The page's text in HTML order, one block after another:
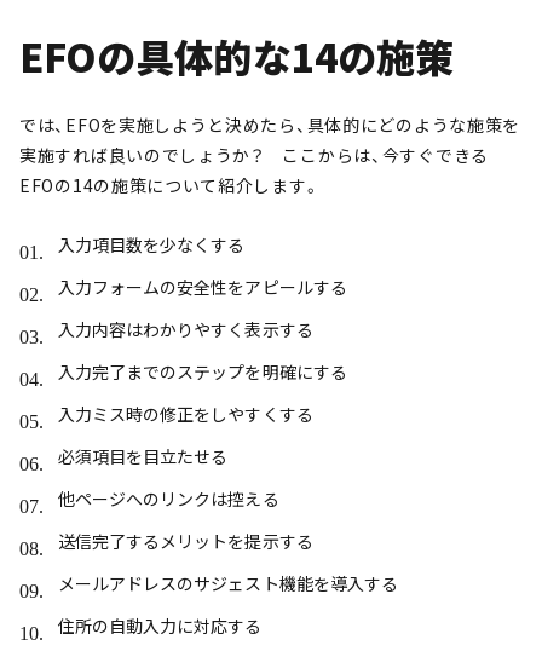
EFOの具体的な14の施策
では、EFOを実施しようと決めたら、具体的にどのような施策を
実施すれば良いのでしょうか？ ここからは、今すぐできる
EFOの14の施策について紹介します。
入力項目数を少なくする
入力フォームの安全性をアピールする
入力内容はわかりやすく表示する
入力完了までのステップを明確にする
入力ミス時の修正をしやすくする
必須項目を目立たせる
他ページへのリンクは控える
送信完了するメリットを提示する
メールアドレスのサジェスト機能を導入する
住所の自動入力に対応する